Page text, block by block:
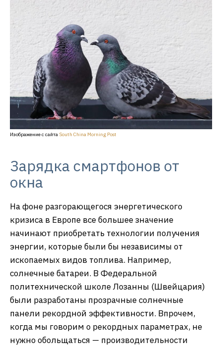
Изображение с сайта South China Morning Post
Зарядка смартфонов от
окна
На фоне разгорающегося энергетического
кризиса в Европе все большее значение
начинают приобретать технологии получения
энергии, которые были бы независимы от
ископаемых видов топлива. Например,
солнечные батареи. В Федеральной
политехнической школе Лозанны (Швейцария)
были разработаны прозрачные солнечные
панели рекордной эффективности. Впрочем,
когда мы говорим о рекордных параметрах, не
нужно обольщаться — производительности